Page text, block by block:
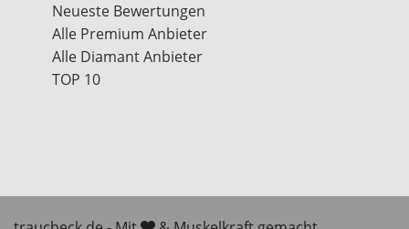
Neueste Bewertungen
Alle Premium Anbieter
Alle Diamant Anbieter
TOP 10